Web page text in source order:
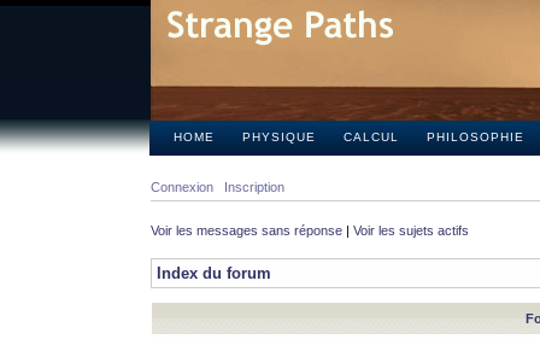
HOME PHYSIQUE CALCUL PHILOSOPHIE
Connexion Inscription
Voir les messages sans réponse | Voir les sujets actifs
Index du forum